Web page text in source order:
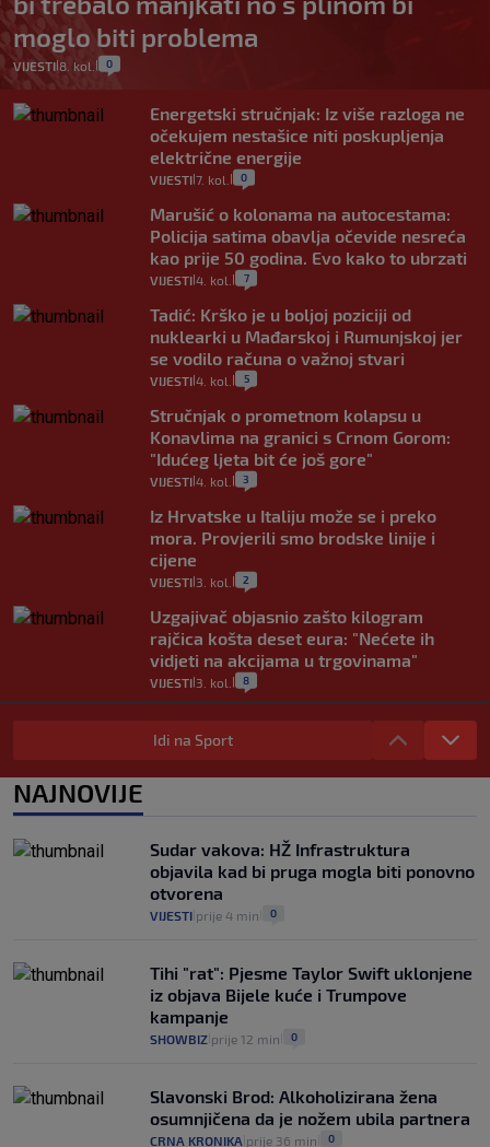
moglo biti problema
VIJESTI 8. kol. 0
Energetski stručnjak: Iz više razloga ne
očekujem nestašice niti poskupljenja
električne energije
VIJESTI 7. kol. 0
Marušić o kolonama na autocestama:
Policija satima obavlja očevide nesreća
kao prije 50 godina. Evo kako to ubrzati
VIJESTI 4. kol. 7
Tadić: Krško je u boljoj poziciji od
nuklearki u Mađarskoj i Rumunjskoj jer
se vodilo računa o važnoj stvari
VIJESTI 4. kol. 5
Stručnjak o prometnom kolapsu u
Konavlima na granici s Crnom Gorom:
"Idućeg ljeta bit će još gore"
VIJESTI 4. kol. 3
Iz Hrvatske u Italiju može se i preko
mora. Provjerili smo brodske linije i
cijene
VIJESTI 3. kol. 2
Uzgajivač objasnio zašto kilogram
rajčica košta deset eura: "Nećete ih
vidjeti na akcijama u trgovinama"
VIJESTI 3. kol. 8
Selidba je jedno od stresnijih iskustava.
Evo aktualnih cijena i nekoliko savjeta
0
automobilom na Hvar iz Zagreba, a
koliko iz Osijeka
VIJESTI 14
Idi na Sport
NAJNOVIJE
Sudar vakova: HŽ Infrastruktura
objavila kad bi pruga mogla biti ponovno
otvorena
VIJESTI prije 4 min 0
Tihi "rat": Pjesme Taylor Swift uklonjene
iz objava Bijele kuće i Trumpove
kampanje
SHOWBIZ prije 12 min 0
Slavonski Brod: Alkoholizirana žena
osumnjičena da je nožem ubila partnera
CRNA KRONIKA prije 36 min 0